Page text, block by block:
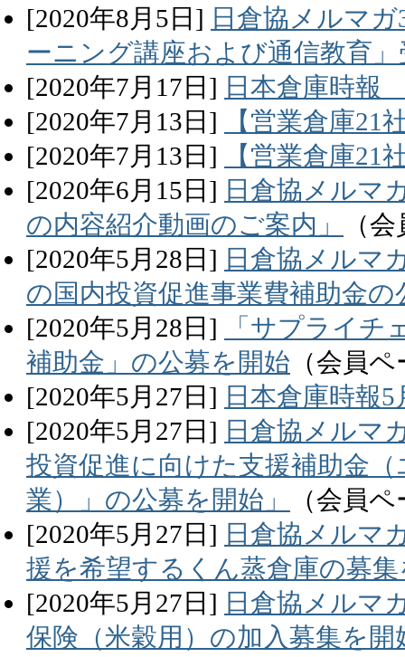
[2020年8月 5 日] 日倉協メルマ
ーニング講座および通信教育
[2020年7月 17 日] 日本倉庫時報
[2020年7月 13 日]
【営業倉庫21
[2020年7月 13 日]
【営業倉庫21
[2020年6月 15 日] 日倉協メルマ
の内容紹介動画のご案内」
（
[2020年5月 28 日] 日倉協メルマ
の国内投資促進事業費補助金の
[2020年5月 28 日]
「サプライチ
補助金」の公募を開始 （会員
[2020年5月 27 日] 日本倉庫時報
[2020年5月 27 日] 日倉協メルマ
投資促進に向けた支援補助金
業）」の公募を開始」
（会員
[2020年5月 27 日] 日倉協メルマ
援を希望するくん蒸倉庫の募
[2020年5月 27 日] 日倉協メルマ
保険（米穀用）の加入募集を開